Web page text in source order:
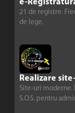
e-
21 de registre.
de lege.
Realizare
Site-uri moderne.
S.O.S. pentru